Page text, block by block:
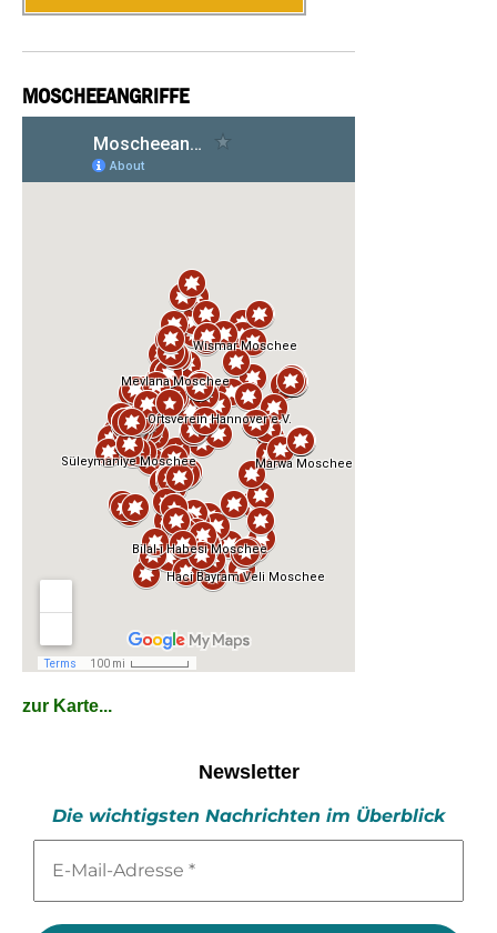
MOSCHEEANGRIFFE
zur Karte...
Newsletter
Die wichtigsten Nachrichten im Überblick
Mail-
*